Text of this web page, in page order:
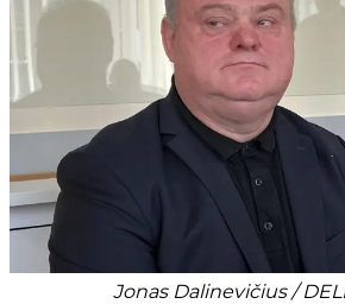
Jonas Dalinevičius /